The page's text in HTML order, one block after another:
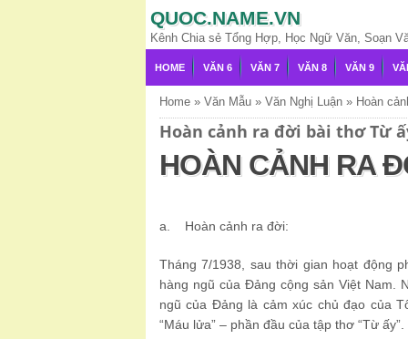
QUOC.NAME.VN
Kênh Chia sẻ Tổng Hợp, Học Ngữ Văn, Soạn
HOME VĂN 6 VĂN 7 VĂN 8 VĂN 9
Home » Văn Mẫu » Văn Nghị Luận » Hoàn
Hoàn cảnh ra đời bài thơ Từ
HOÀN CẢNH RA
a. Hoàn cảnh ra đời:
Tháng 7/1938, sau thời gian hoạt động
hàng ngũ của Đảng cộng sản Việt Nam.
ngũ của Đảng là cảm xúc chủ đạo của
“Máu lửa” – phần đầu của tập thơ “Từ ấy”.